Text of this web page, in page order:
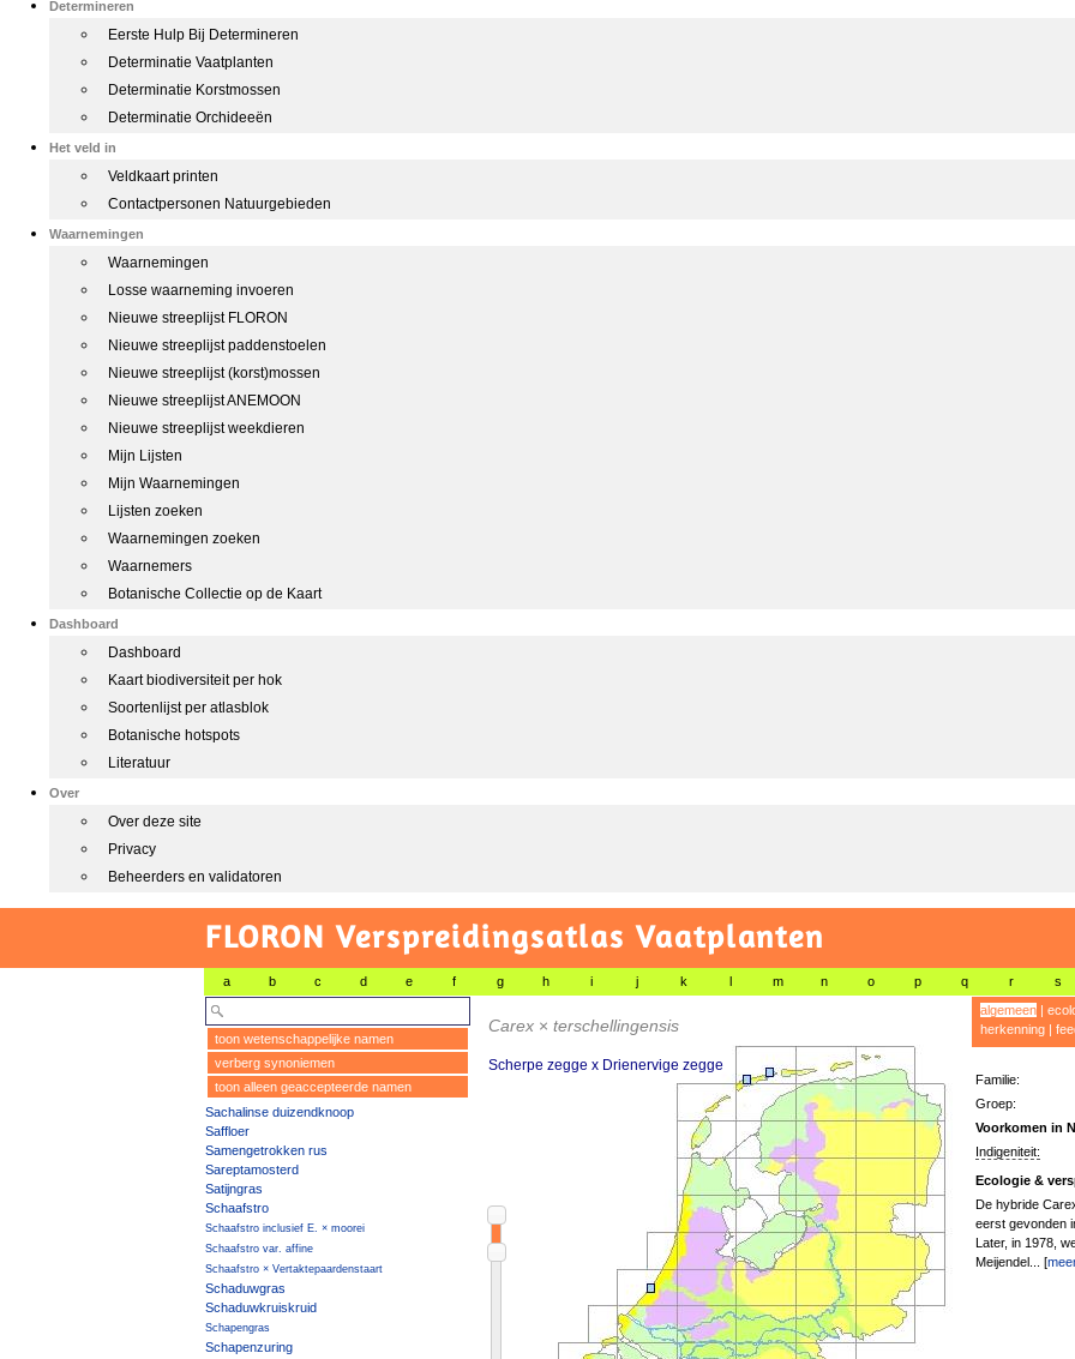
Determineren
Eerste Hulp Bij Determineren
Determinatie Vaatplanten
Determinatie Korstmossen
Determinatie Orchideeën
Het veld in
Veldkaart printen
Contactpersonen Natuurgebieden
Waarnemingen
Waarnemingen
Losse waarneming invoeren
Nieuwe streeplijst FLORON
Nieuwe streeplijst paddenstoelen
Nieuwe streeplijst (korst)mossen
Nieuwe streeplijst ANEMOON
Nieuwe streeplijst weekdieren
Mijn Lijsten
Mijn Waarnemingen
Lijsten zoeken
Waarnemingen zoeken
Waarnemers
Botanische Collectie op de Kaart
Dashboard
Dashboard
Kaart biodiversiteit per hok
Soortenlijst per atlasblok
Botanische hotspots
Literatuur
Over
Over deze site
Privacy
Beheerders en validatoren
FLORON Verspreidingsatlas Vaatplanten
a b c d e f g h i j k l m n o p q r s
toon wetenschappelijke namen
verberg synoniemen
toon alleen geaccepteerde namen
Sachalinse duizendknoop
Saffloer
Samengetrokken rus
Sareptamosterd
Satijngras
Schaafstro
Schaafstro inclusief E. × moorei
Schaafstro var. affine
Schaafstro × Vertaktepaardenstaart
Schaduwgras
Schaduwkruiskruid
Schapengras
Schapenzuring
Carex× terschellingensis
Scherpe zegge x Drienervige zegge
algemeen|
herkenning|
Familie:
Groep:
Voorkomen in
Indigeniteit:
Ecologie &
De hybride
eerst gevonden
Later, in 1978,
Meijendel... [